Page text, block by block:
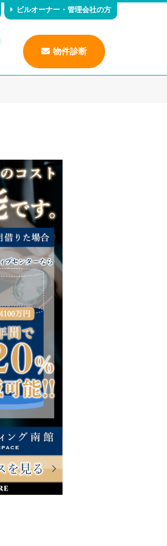
ビルオーナー・管理会社の方
物件診断